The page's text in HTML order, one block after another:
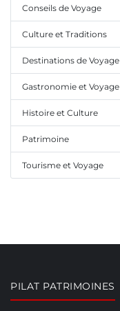
Conseils de Voyage
Culture et Traditions
Destinations de Voyage
Gastronomie et Voyage
Histoire et Culture
Patrimoine
Tourisme et Voyage
PILAT PATRIMOINES